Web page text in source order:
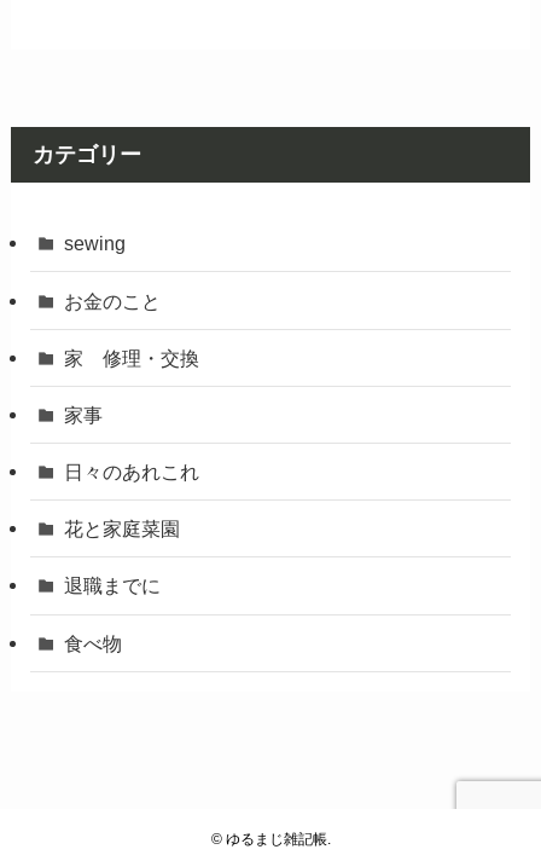
カテゴリー
sewing
お金のこと
家 修理・交換
家事
日々のあれこれ
花と家庭菜園
退職までに
食べ物
©ゆるまじ雑記帳.